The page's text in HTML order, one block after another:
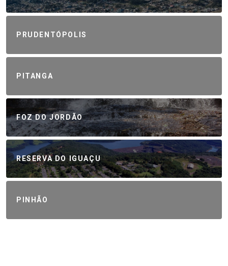
PRUDENTÓPOLIS
PITANGA
FOZ DO JORDÃO
RESERVA DO IGUAÇU
PINHÃO